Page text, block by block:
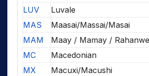
LUV
Luvale
MAS
Maasai/Massai/Masai
MAM
Maay / Mamay /
MC
Macedonian
MX
Macuxi/Macushi